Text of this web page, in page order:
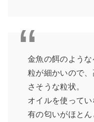
金魚の餌のような
粒が細かいので
さそうな粒状。
オイルを使って
有の匂いがほとん